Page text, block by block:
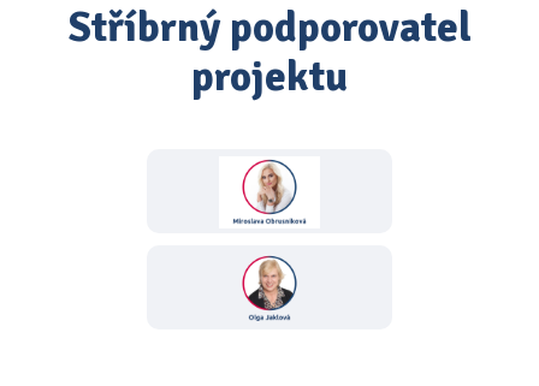
Stříbrný podporovatel
projektu